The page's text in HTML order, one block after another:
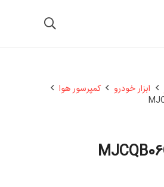
ابزار خودرو
کمپرسور هوا